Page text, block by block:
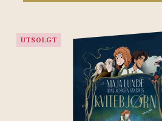
UTSOLGT